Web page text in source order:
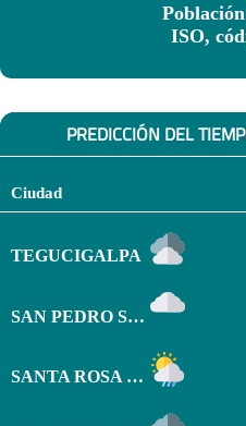
ISO,
PREDICCIÓN DEL
Ciudad
TEGUCIGALPA
SAN PEDRO SULA
SANTA ROSA DE COPÁN